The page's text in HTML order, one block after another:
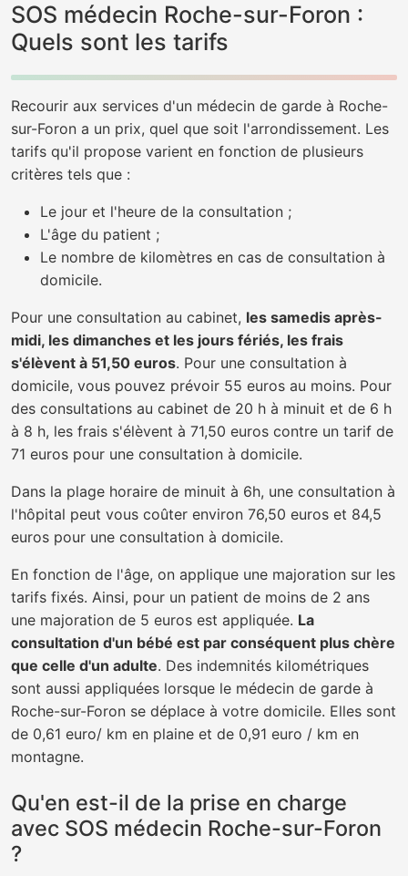
SOS médecin Roche-sur-Foron :
Quels sont les tarifs
Recourir aux services d'un médecin de garde à Roche-
sur-Foron a un prix, quel que soit l'arrondissement. Les
tarifs qu'il propose varient en fonction de plusieurs
critères tels que :
Le jour et l'heure de la consultation ;
L'âge du patient ;
Le nombre de kilomètres en cas de consultation à
domicile.
Pour une consultation au cabinet, les samedis après-
midi, les dimanches et les jours fériés, les frais
s'élèvent à 51,50 euros. Pour une consultation à
domicile, vous pouvez prévoir 55 euros au moins. Pour
des consultations au cabinet de 20 h à minuit et de 6 h
à 8 h, les frais s'élèvent à 71,50 euros contre un tarif de
71 euros pour une consultation à domicile.
Dans la plage horaire de minuit à 6h, une consultation à
l'hôpital peut vous coûter environ 76,50 euros et 84,5
euros pour une consultation à domicile.
En fonction de l'âge, on applique une majoration sur les
tarifs fixés. Ainsi, pour un patient de moins de 2 ans
une majoration de 5 euros est appliquée. La
consultation d'un bébé est par conséquent plus chère
que celle d'un adulte. Des indemnités kilométriques
sont aussi appliquées lorsque le médecin de garde à
Roche-sur-Foron se déplace à votre domicile. Elles sont
de 0,61 euro/ km en plaine et de 0,91 euro / km en
montagne.
Qu'en est-il de la prise en charge
avec SOS médecin Roche-sur-Foron
?